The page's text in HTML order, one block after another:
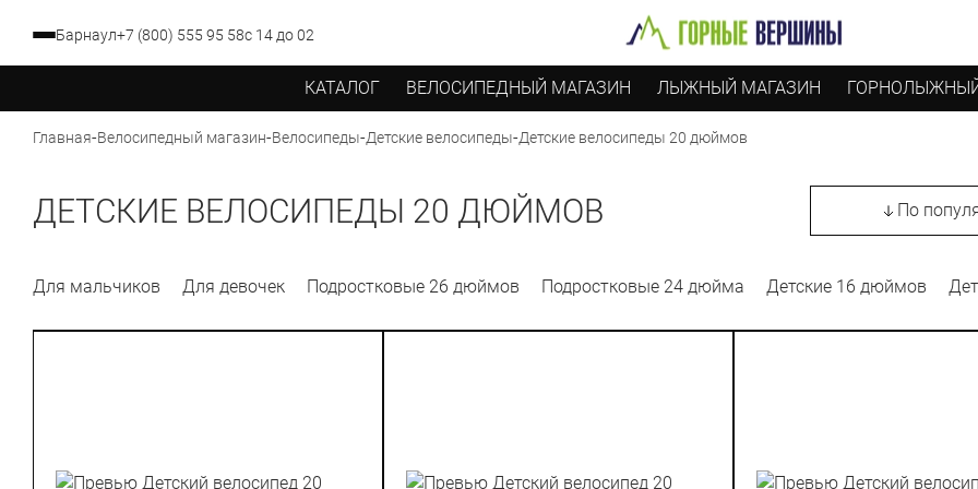
Барнаул+7 (800) 555 95 58с 14 до 02
КАТАЛОГ ВЕЛОСИПЕДНЫЙ МАГАЗИН ЛЫЖНЫЙ МАГАЗИН
Главная-Велосипедный магазин-Велосипеды-Детские велосипеды-Детские велосипеды 20 дюймов
ДЕТСКИЕ ВЕЛОСИПЕДЫ 20 ДЮЙМОВ По
Для мальчиков Для девочек Подростковые 26 дюймов Подростковые 24 дюйма Детские 16 дюймов